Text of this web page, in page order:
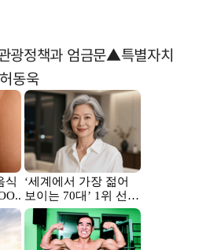
정책과 엄금문▲특별자치
동욱